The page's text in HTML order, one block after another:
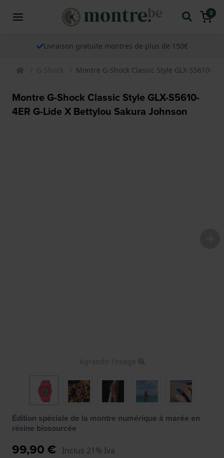
0
Livraison gratuite montres de plus de 150€
G-Shock Montre G-Shock Classic Style GLX-S5610-
Montre G-Shock Classic Style GLX-S5610-
4ER G-Lide X Bettylou Sakura Johnson
Agrandir l'image
Édition spéciale de la montre numérique à marée en
résine biosourcée
99,90 € Inclus 21% Iva